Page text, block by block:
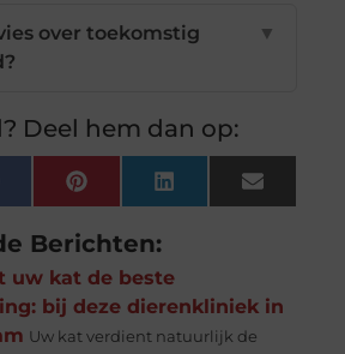
over toekomstig
▼
Deel hem dan op:
PinterestLinkedInEmail
Berichten:
uw kat de beste
bij deze dierenkliniek in
Uw kat verdient natuurlijk de